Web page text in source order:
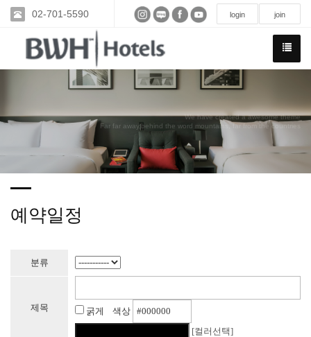
02-701-5590 login join
We have created a awesome theme
Far far away,behind the word mountains, far from the countries
예약일정
분류
제목
굵게 색상
[컬러선택]